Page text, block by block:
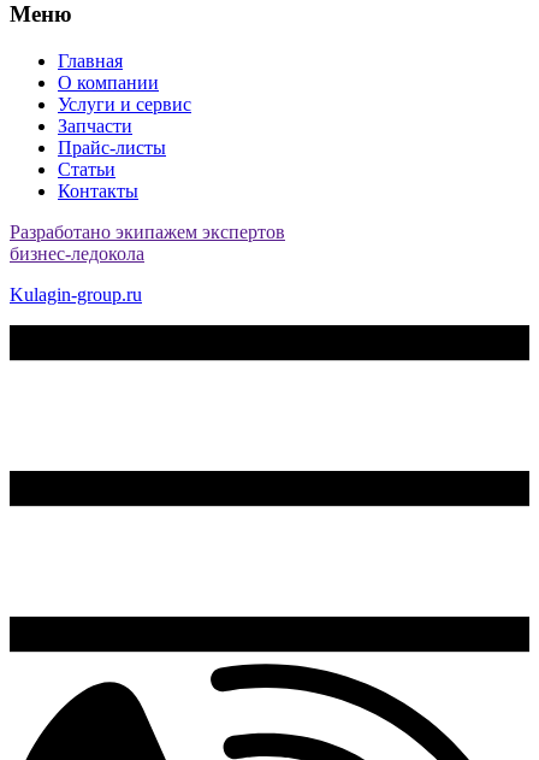
Меню
Главная
О компании
Услуги и сервис
Запчасти
Прайс-листы
Статьи
Контакты
Разработано экипажем экспертов
бизнес-ледокола
Kulagin-group.ru